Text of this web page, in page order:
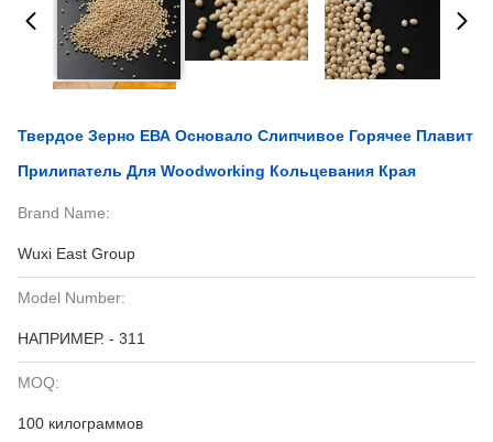
Твердое Зерно ЕВА Основало Слипчивое Горячее Плавит
Прилипатель Для Woodworking Кольцевания Края
Brand Name:
Wuxi East Group
Model Number:
НАПРИМЕР. - 311
MOQ:
100 килограммов